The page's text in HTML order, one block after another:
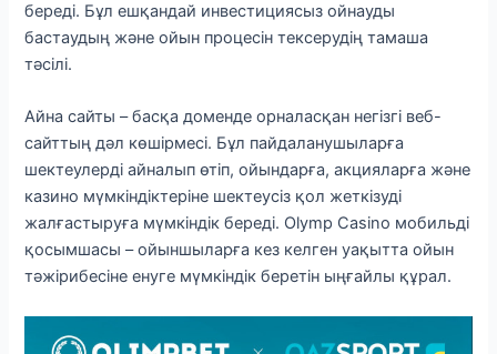
береді. Бұл ешқандай инвестициясыз ойнауды
бастаудың және ойын процесін тексерудің тамаша
тәсілі.
Айна сайты – басқа доменде орналасқан негізгі веб-
сайттың дәл көшірмесі. Бұл пайдаланушыларға
шектеулерді айналып өтіп, ойындарға, акцияларға және
казино мүмкіндіктеріне шектеусіз қол жеткізуді
жалғастыруға мүмкіндік береді. Olymp Casino мобильді
қосымшасы – ойыншыларға кез келген уақытта ойын
тәжірибесіне енуге мүмкіндік беретін ыңғайлы құрал.